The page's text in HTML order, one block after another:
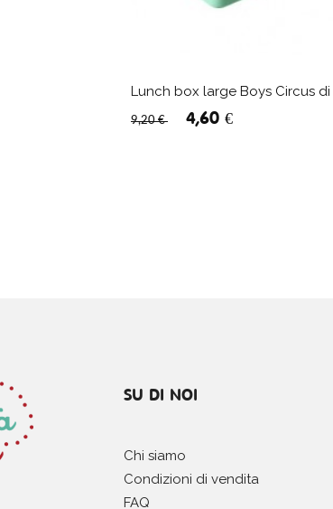
Lunch box large Boys Circus di
9,20 € 4,60 €
SU DI NOI
Chi siamo
Condizioni di vendita
FAQ